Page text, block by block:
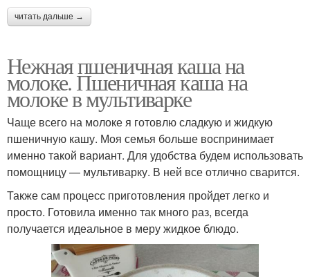
читать дальше →
Нежная пшеничная каша на
молоке. Пшеничная каша на
молоке в мультиварке
Чаще всего на молоке я готовлю сладкую и жидкую
пшеничную кашу. Моя семья больше воспринимает
именно такой вариант. Для удобства будем использовать
помощницу — мультиварку. В ней все отлично сварится.
Также сам процесс приготовления пройдет легко и
просто. Готовила именно так много раз, всегда
получается идеальное в меру жидкое блюдо.